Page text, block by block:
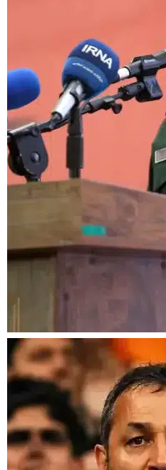
İran'dan
hamle!
yeniden
getirildi